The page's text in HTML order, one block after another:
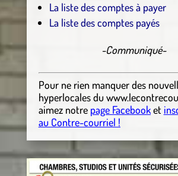
La liste des comptes à payer
La liste des comptes payés
-Communiqué-
Pour ne rien manquer des
hyperlocalesdu
aimez notre page Facebooket
au Contre-courriel !